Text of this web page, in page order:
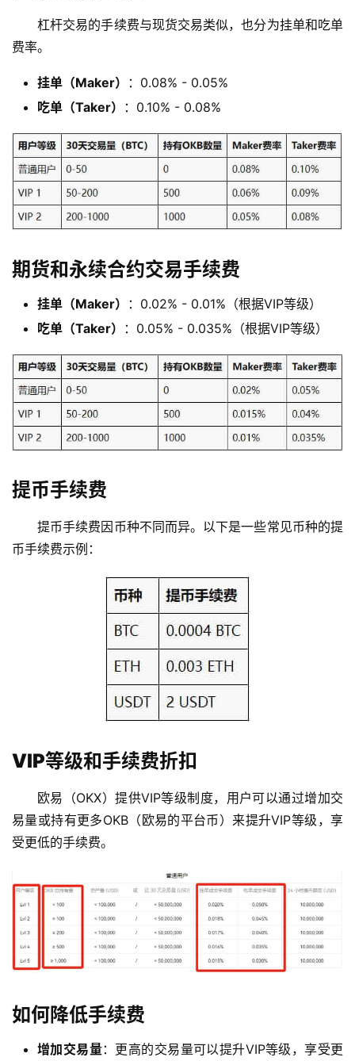
币
圈
杠杆交易的手续费与现货交易类似，也分为挂单和吃单
费率。
挂单（Maker）
：0.08% - 0.05%
吃单（Taker）
：0.10% - 0.08%
期货和永续合约交易手续费
挂单（Maker）
：0.02% - 0.01%（根据VIP等级）
吃单（Taker）
：0.05% - 0.035%（根据VIP等级）
提币手续费
提币手续费因币种不同而异。以下是一些常见币种的提
币手续费示例：
VIP等级和手续费折扣
欧易（OKX）提供VIP等级制度，用户可以通过增加交
易量或持有更多OKB（欧易的平台币）来提升VIP等级，享
受更低的手续费。
如何降低手续费
增加交易量：更高的交易量可以提升VIP等级，享受更